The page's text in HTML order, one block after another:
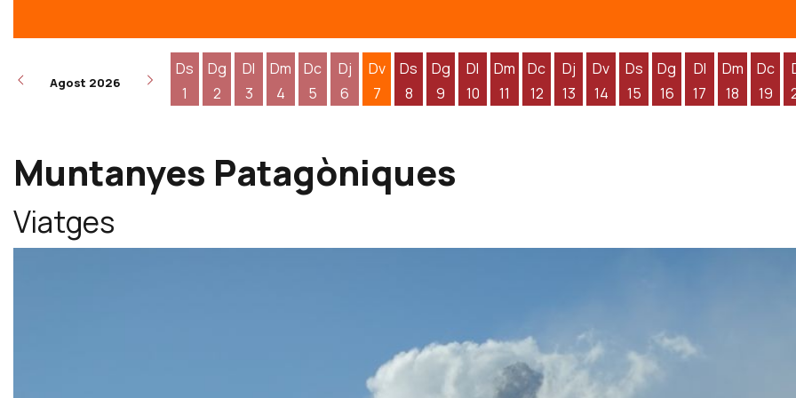
Agost 2026
Ds
1
Dg
2
Dl
3
Dm
4
Dc
5
Dj
6
Dv
7
Ds
8
Dg
9
Dl
10
Dm
11
Dc
12
Dj
13
Dv
14
Ds
15
Dg
16
Dl
17
Dm
18
Dc
19
Muntanyes Patagòniques
Viatges